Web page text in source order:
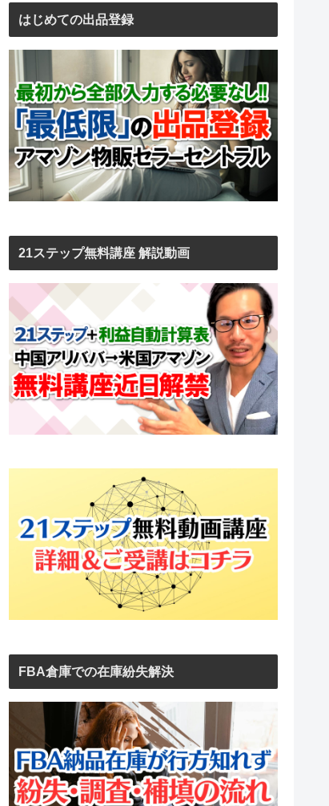
はじめての出品登録
21ステップ無料講座 解説動画
FBA倉庫での在庫紛失解決